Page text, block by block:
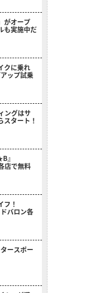
がオープ
も実施中だ
クに乗れ
ップ試乗
ングはサ
スタート！
』
店で無料
フ！
バロン各
ースポー